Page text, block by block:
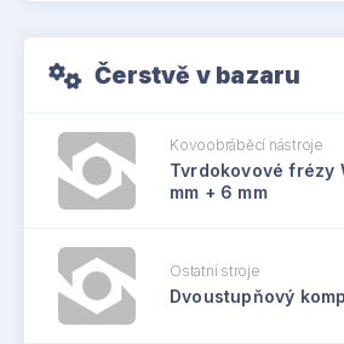
Čerstvě v bazaru
Kovoobráběcí nástroje
Tvrdokovové frézy
mm + 6 mm
Ostatní stroje
Dvoustupňový